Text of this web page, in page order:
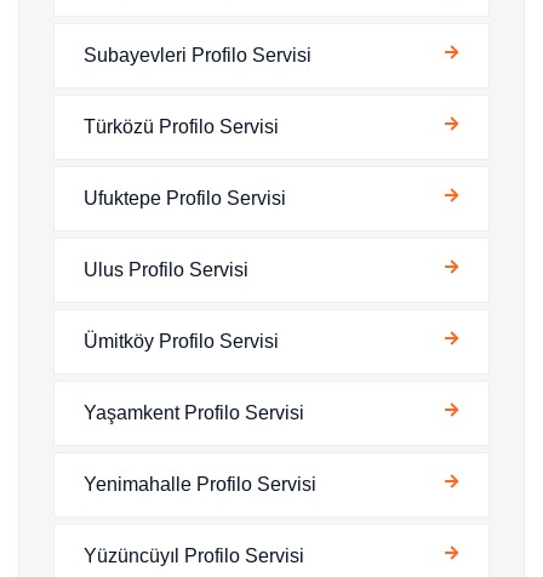
Subayevleri Profilo Servisi
Türközü Profilo Servisi
Ufuktepe Profilo Servisi
Ulus Profilo Servisi
Ümitköy Profilo Servisi
Yaşamkent Profilo Servisi
Yenimahalle Profilo Servisi
Yüzüncüyıl Profilo Servisi